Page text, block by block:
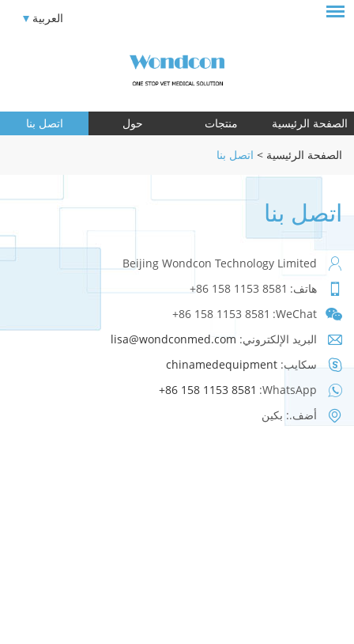
العربية
الصفحة الرئيسية منتجات حول اتصل بنا
الصفحة الرئيسية > اتصل بنا
اتصل بنا
Beijing Wondcon Technology Limited
هاتف: +86 158 1153 8581
WeChat:
+86 158 1153 8581
البريد الإلكتروني: lisa@wondconmed.com
سكايب: chinamedequipment
WhatsApp:
+86 158 1153 8581
أضف.: بكين